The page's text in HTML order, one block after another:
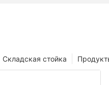
Складская стойка